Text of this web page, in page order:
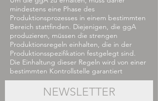
mindestens eine Phase des
Produktionsprozesses in einem bestimmten
Bereich stattfinden. Diejenigen, die ggA
produzieren, müssen die strengen
Produktionsregeln einhalten, die in der
Produktionsspezifikation festgelegt sind.
Die Einhaltung dieser Regeln wird von einer
bestimmten Kontrollstelle garantiert
NEWSLETTER